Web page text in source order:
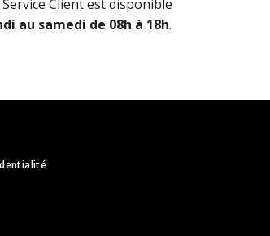
Client est disponible
au samedi de 08h à 18h.